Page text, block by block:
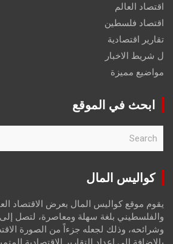
اقتصاد العالم
اقتصاد فلسطين
تقارير اقتصادية
ل شريط الاخبار
مواضيع مميزة
ابحث في الموقع
r
كواليس المال
يقوم موقع كواليس المال بعرض الاقتصاد
والفلسطيني بلغة سهلة ومعاصرة، لتصل
وشرائحه، وذلك لجعله جزءاً من الصورة